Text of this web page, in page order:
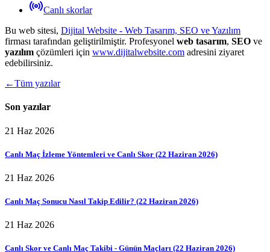
Canlı skorlar
Bu web sitesi, Dijital Website - Web Tasarım, SEO ve Yazılım
firması tarafından geliştirilmiştir. Profesyonel web tasarım, SEO ve
yazılım çözümleri için www.dijitalwebsite.com adresini ziyaret
edebilirsiniz.
←Tüm yazılar
Son yazılar
21 Haz 2026
Canlı Maç İzleme Yöntemleri ve Canlı Skor (22 Haziran 2026)
21 Haz 2026
Canlı Maç Sonucu Nasıl Takip Edilir? (22 Haziran 2026)
21 Haz 2026
Canlı Skor ve Canlı Maç Takibi - Günün Maçları (22 Haziran 2026)